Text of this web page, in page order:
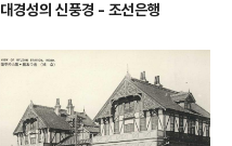
대경성의 신풍경 - 조선은행